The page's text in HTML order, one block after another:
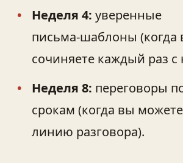
Неделя 4: уверенные
письма‑шаблоны (когда
сочиняете каждый раз с
Неделя 8: переговоры
срокам (когда вы
линию разговора).